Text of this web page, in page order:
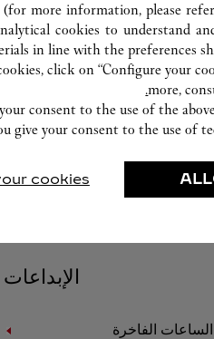
خبراؤنا في دار كارتييه على
لتقديم خدماتهم في هذا
تشخيصي على قطعك
حيثما أمكن لتنفيذ الخدمات
الفاخرة
(for more information, please
cookies to understand
in line with the preferences
click on “Configure your
more,
consent to the use of the
give your consent to the use of
cookies